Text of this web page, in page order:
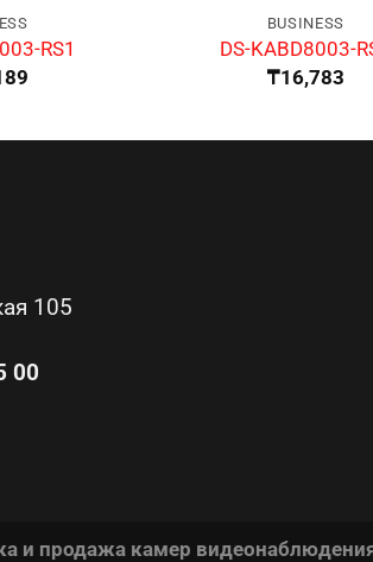
RS1
BUSINESS
DS-KABD8003-
₸16,783
105
00
и продажа камер